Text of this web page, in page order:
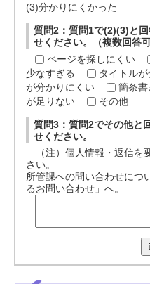
(3)分かりにくかった
質問2：質問1で(2)(3)と
せください。（複数回答可
ページを探しにくい
少なすぎる
タイトル
が分かりにくい
箇条
が足りない
その他
質問3：質問2でその他と
せください。
（注）個人情報・返信を
さい。
所管課への問い合わせにつ
るお問い合わせ」へ。